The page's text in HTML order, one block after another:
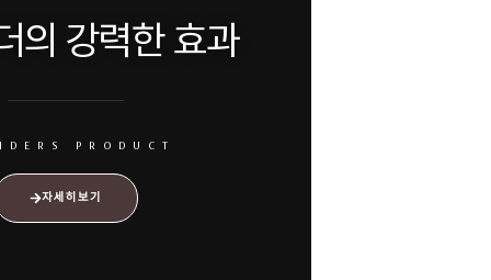
의 강력한 효과
PRODUCT
자세히보기